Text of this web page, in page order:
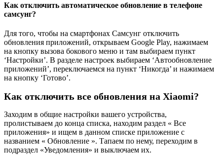
Как отключить автоматическое обновление в телефоне
самсунг?
Для того, чтобы на смартфонах Самсунг отключить
обновления приложений, открываем Google Play, нажимаем
на кнопку вызова бокового меню и там выбираем пункт
‘Настройки’. В разделе настроек выбираем ‘Автообновление
приложений’, переключаемся на пункт ‘Никогда’ и нажимаем
на кнопку ‘Готово’.
Как отключить все обновления на Xiaomi?
Заходим в общие настройки вашего устройства,
пролистываем до конца списка, находим раздел « Все
приложения» и ищем в данном списке приложение с
названием « Обновление ». Тапаем по нему, переходим в
подраздел «Уведомления» и выключаем их.